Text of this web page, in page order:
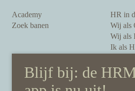
Academy
Zoek banen
HR in
Wij als
Wij als
Ik als
Onze auteurs
Onze